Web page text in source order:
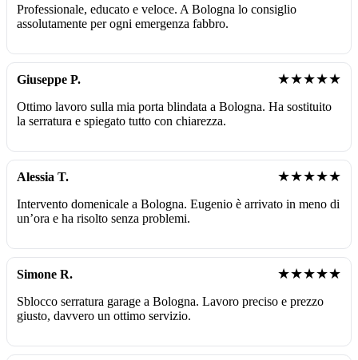
Professionale, educato e veloce. A Bologna lo consiglio
assolutamente per ogni emergenza fabbro.
Giuseppe P. ★★★★★
Ottimo lavoro sulla mia porta blindata a Bologna. Ha sostituito
la serratura e spiegato tutto con chiarezza.
Alessia T. ★★★★★
Intervento domenicale a Bologna. Eugenio è arrivato in meno di
un’ora e ha risolto senza problemi.
Simone R. ★★★★★
Sblocco serratura garage a Bologna. Lavoro preciso e prezzo
giusto, davvero un ottimo servizio.